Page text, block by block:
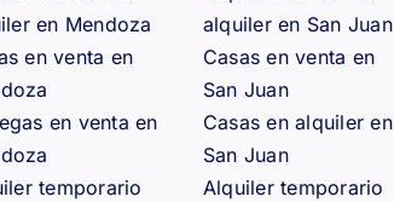
en Mendoza
en venta en
en venta en
temporario
alquiler en San Juan
Casas en venta en
San Juan
Casas en alquiler en
San Juan
Alquiler temporario